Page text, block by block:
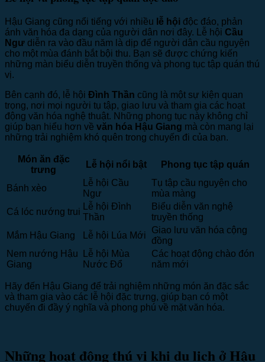
Hậu Giang cũng nổi tiếng với nhiều lễ hội độc đáo, phản
ánh văn hóa đa dạng của người dân nơi đây. Lễ hội Cầu
Ngư diễn ra vào đầu năm là dịp để người dân cầu nguyện
cho một mùa đánh bắt bội thu. Bạn sẽ được chứng kiến
những màn biểu diễn truyền thống và phong tục tập quán thú
vị.
Bên cạnh đó, lễ hội Đình Thần cũng là một sự kiện quan
trọng, nơi mọi người tụ tập, giao lưu và tham gia các hoạt
động văn hóa nghệ thuật. Những phong tục này không chỉ
giúp bạn hiểu hơn về văn hóa Hậu Giang mà còn mang lại
những trải nghiệm khó quên trong chuyến đi của bạn.
Món ăn đặc
trưng
Lễ hội nổi bật Phong tục tập quán
Bánh xèo
Lễ hội Cầu
Ngư
Tụ tập cầu nguyện cho
mùa màng
Cá lóc nướng trui
Lễ hội Đình
Thần
Biểu diễn văn nghệ
truyền thống
Mắm Hậu Giang
Lễ hội Lúa Mới
Giao lưu văn hóa cộng
đồng
Nem nướng Hậu
Giang
Lễ hội Mùa
Nước Đổ
Các hoạt động chào đón
năm mới
Hãy đến Hậu Giang để trải nghiệm những món ăn đặc sắc
và tham gia vào các lễ hội đặc trưng, giúp bạn có một
chuyến đi đầy ý nghĩa và phong phú về mặt văn hóa.
Những hoạt động thú vị khi du lịch ở Hậu